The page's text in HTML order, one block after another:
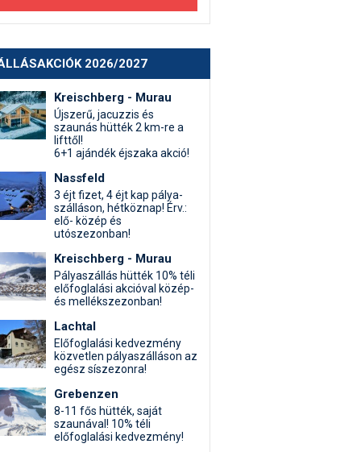
2026/2027
Kreischberg - Murau
Újszerű, jacuzzis és
szaunás hütték 2 km-re a
lifttől!
6+1 ajándék éjszaka akció!
Nassfeld
3 éjt fizet, 4 éjt kap pálya-
szálláson, hétköznap! Érv.:
elő- közép és
utószezonban!
Kreischberg - Murau
Pályaszállás hütték 10% téli
előfoglalási akcióval közép-
és mellékszezonban!
Lachtal
Előfoglalási kedvezmény
közvetlen pályaszálláson az
egész síszezonra!
Grebenzen
8-11 fős hütték, saját
szaunával! 10% téli
előfoglalási kedvezmény!